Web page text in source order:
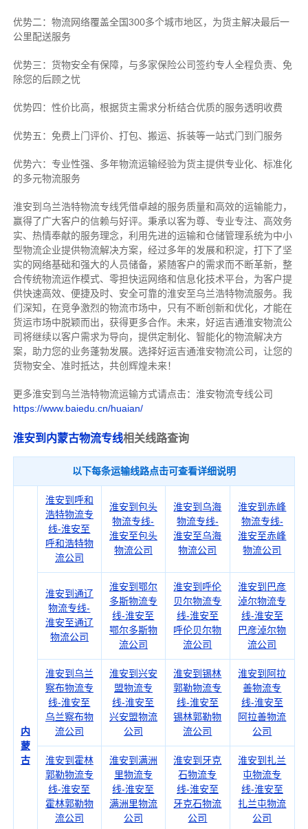
优势二：物流网络覆盖全国300多个城市地区，为货主解决最后一
公里配送服务
优势三：货物安全有保障，与多家保险公司签约专人全程负责、免
除您的后顾之忧
优势四：性价比高，根据货主需求分析结合优质的服务透明收费
优势五：免费上门评价、打包、搬运、拆装等一站式门到门服务
优势六：专业性强、多年物流运输经验为货主提供专业化、标准化
的多元物流服务
淮安到乌兰浩特物流专线凭借卓越的服务质量和高效的运输能力，
赢得了广大客户的信赖与好评。 秉承以客为尊、专业专注、高效务
实、热情奉献的服务理念，利用先进的运输和仓储管理系统为中小
型物流企业提供物流解决方案，经过多年的发展和积淀，打下了坚
实的网络基础和强大的人员储备，紧随客户的需求而不断革新，整
合传统物流运作模式、零担快运网络和信息化技术平台，为客户提
供快速高效、便捷及时、安全可靠的淮安至乌兰浩特物流服务。 我
们深知，在竞争激烈的物流市场中，只有不断创新和优化，才能在
货运市场中脱颖而出，获得更多合作。 未来，好运吉通淮安物流公
司将继续以客户需求为导向，提供定制化、智能化的物流解决方
案，助力您的业务蓬勃发展。选择好运吉通淮安物流公司，让您的
货物安全、准时抵达，共创辉煌未来！
更多淮安到乌兰浩特物流运输方式请点击：淮安物流专线公司
https://www.baiedu.cn/huaian/
淮安到内蒙古物流专线相关线路查询
以下每条运输线路点击可查看详细说明
内
蒙
古
淮安到呼和
浩特物流专
线-淮安至
呼和浩特物
流公司
淮安到包头
物流专线-
淮安至包头
物流公司
淮安到乌海
物流专线-
淮安至乌海
物流公司
淮安到赤峰
物流专线-
淮安至赤峰
物流公司
淮安到通辽
物流专线-
淮安至通辽
物流公司
淮安到鄂尔
多斯物流专
线-淮安至
鄂尔多斯物
流公司
淮安到呼伦
贝尔物流专
线-淮安至
呼伦贝尔物
流公司
淮安到巴彦
淖尔物流专
线-淮安至
巴彦淖尔物
流公司
淮安到乌兰
察布物流专
线-淮安至
乌兰察布物
流公司
淮安到兴安
盟物流专
线-淮安至
兴安盟物流
公司
淮安到锡林
郭勒物流专
线-淮安至
锡林郭勒物
流公司
淮安到阿拉
善物流专
线-淮安至
阿拉善物流
公司
淮安到霍林
郭勒物流专
线-淮安至
霍林郭勒物
流公司
淮安到满洲
里物流专
线-淮安至
满洲里物流
公司
淮安到牙克
石物流专
线-淮安至
牙克石物流
公司
淮安到扎兰
屯物流专
线-淮安至
扎兰屯物流
公司